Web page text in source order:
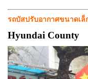
รถบัสปรับอากาศขนาดเล็
Hyundai County